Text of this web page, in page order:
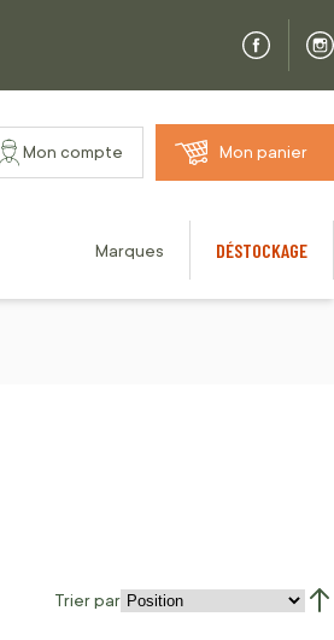
Mon compte Mon panier
Marques DÉSTOCKAGE
Trier par